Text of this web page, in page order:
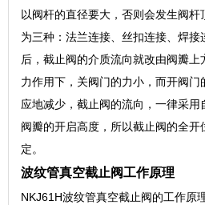
以阀杆的直径要大，否则会发生阀
为三种：法兰连接、丝扣连接、焊
后，截止阀的介质流向就改由阀瓣
力作用下，关阀门的力小，而开阀
应地减少，截止阀的流向，一律采用
阀瓣的开启高度，所以截止阀的全
定。
波纹管真空截止阀工作原理
NKJ61H波纹管真空截止阀的工作原